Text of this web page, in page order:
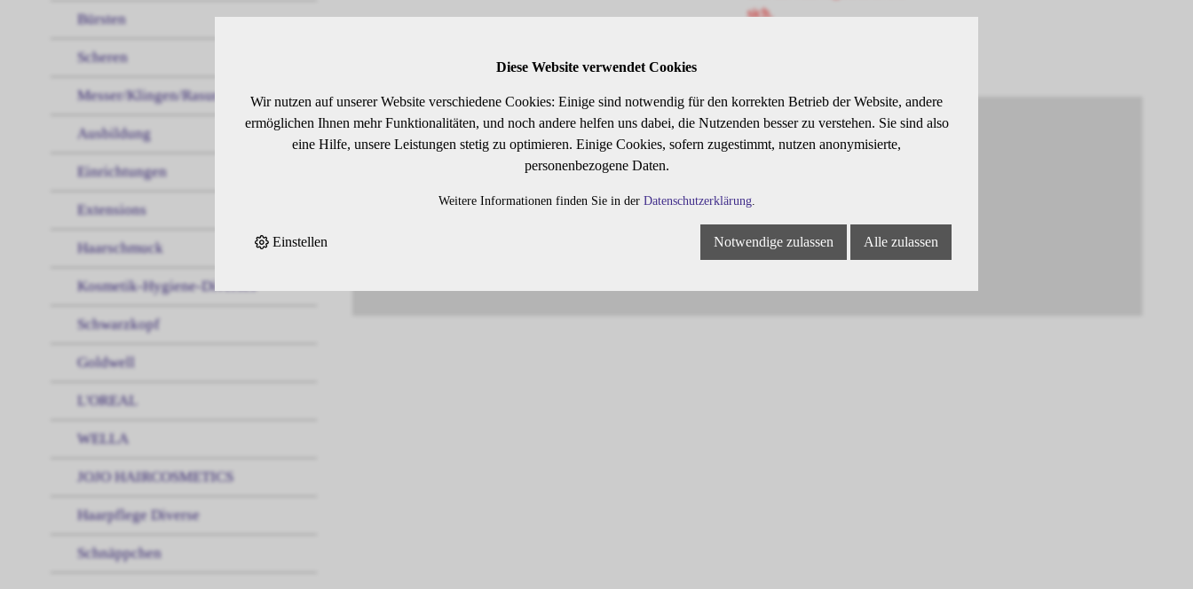
Bürsten
Scheren
Messer/Klingen/Rasur
Ausbildung
Einrichtungen
Extensions
Haarschmuck
Kosmetik-Hygiene-Diverses
Schwarzkopf
Goldwell
L'OREAL
WELLA
JOJO HAIRCOSMETICS
Haarpflege Diverse
Schnäppchen
sich.
BESCHREIBUNGDiese Website verwendet Cookies
Wir nutzen auf unserer Website verschiedene Cookies: Einige sind notwendig für den korrekten Betrieb der Website, andere
ermöglichen Ihnen mehr Funktionalitäten, und noch andere helfen uns dabei, die Nutzenden besser zu verstehen. Sie sind also
eine Hilfe, unsere Leistungen stetig zu optimieren. Einige Cookies, sofern zugestimmt, nutzen anonymisierte,
personenbezogene Daten.
Weitere Informationen finden Sie in der Datenschutzerklärung.
Einstellen Notwendige zulassen Alle zulassen